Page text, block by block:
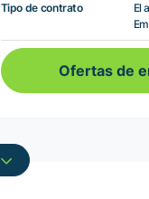
Tipo de contrato
El
Ofertas de